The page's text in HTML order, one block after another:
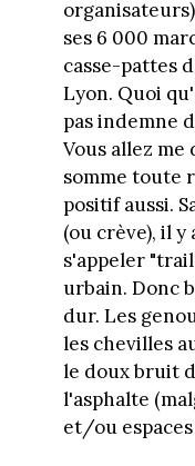
ses 6 000
casse-pattes
Lyon. Quoi
pas indemne
Vous allez
somme toute
positif aussi.
(ou crève), il y
s'appeler
urbain. Donc
dur. Les
les chevilles
le doux bruit
l'asphalte
et/ou